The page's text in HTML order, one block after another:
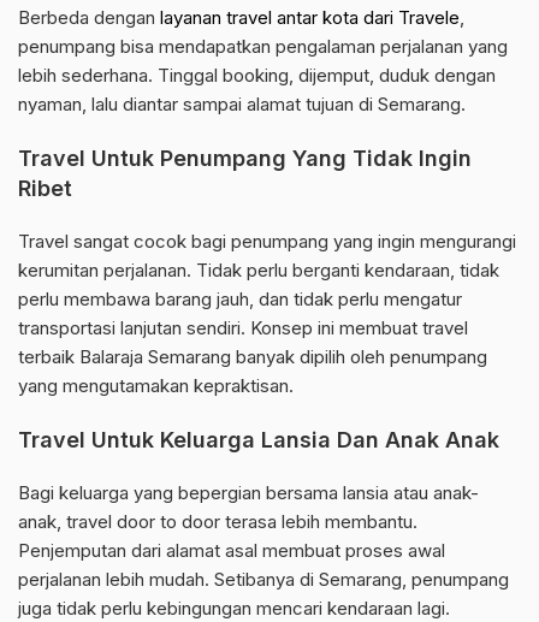
Berbeda dengan layanan travel antar kota dari Travele,
penumpang bisa mendapatkan pengalaman perjalanan yang
lebih sederhana. Tinggal booking, dijemput, duduk dengan
nyaman, lalu diantar sampai alamat tujuan di Semarang.
Travel Untuk Penumpang Yang Tidak Ingin
Ribet
Travel sangat cocok bagi penumpang yang ingin mengurangi
kerumitan perjalanan. Tidak perlu berganti kendaraan, tidak
perlu membawa barang jauh, dan tidak perlu mengatur
transportasi lanjutan sendiri. Konsep ini membuat travel
terbaik Balaraja Semarang banyak dipilih oleh penumpang
yang mengutamakan kepraktisan.
Travel Untuk Keluarga Lansia Dan Anak Anak
Bagi keluarga yang bepergian bersama lansia atau anak-
anak, travel door to door terasa lebih membantu.
Penjemputan dari alamat asal membuat proses awal
perjalanan lebih mudah. Setibanya di Semarang, penumpang
juga tidak perlu kebingungan mencari kendaraan lagi.